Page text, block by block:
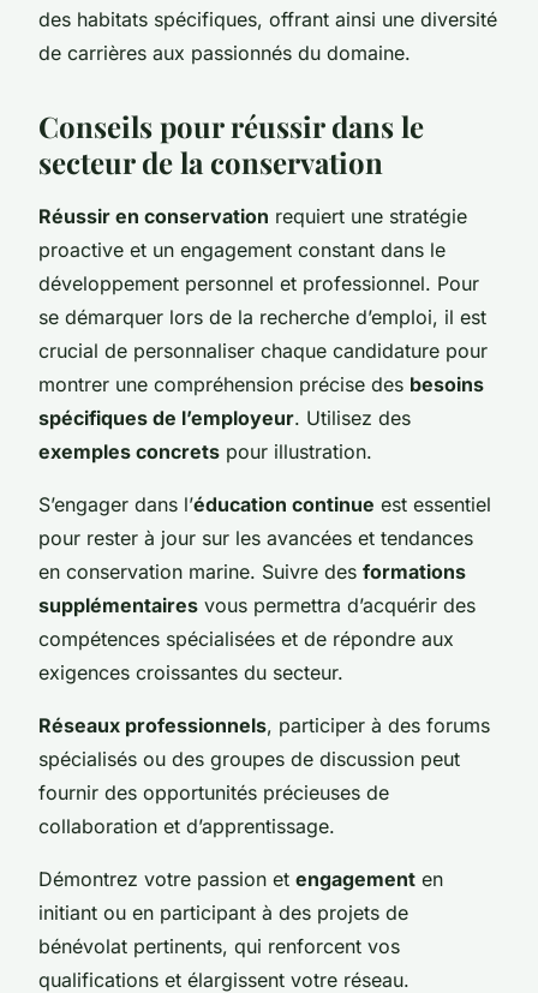
des habitats spécifiques, offrant ainsi une diversité
de carrières aux passionnés du domaine.
Conseils pour réussir dans le
secteur de la conservation
Réussir en conservation requiert une stratégie
proactive et un engagement constant dans le
développement personnel et professionnel. Pour
se démarquer lors de la recherche d’emploi, il est
crucial de personnaliser chaque candidature pour
montrer une compréhension précise des besoins
spécifiques de l’employeur. Utilisez des
exemples concrets pour illustration.
S’engager dans l’éducation continue est essentiel
pour rester à jour sur les avancées et tendances
en conservation marine. Suivre des formations
supplémentaires vous permettra d’acquérir des
compétences spécialisées et de répondre aux
exigences croissantes du secteur.
Réseaux professionnels, participer à des forums
spécialisés ou des groupes de discussion peut
fournir des opportunités précieuses de
collaboration et d’apprentissage.
Démontrez votre passion et engagement en
initiant ou en participant à des projets de
bénévolat pertinents, qui renforcent vos
qualifications et élargissent votre réseau.